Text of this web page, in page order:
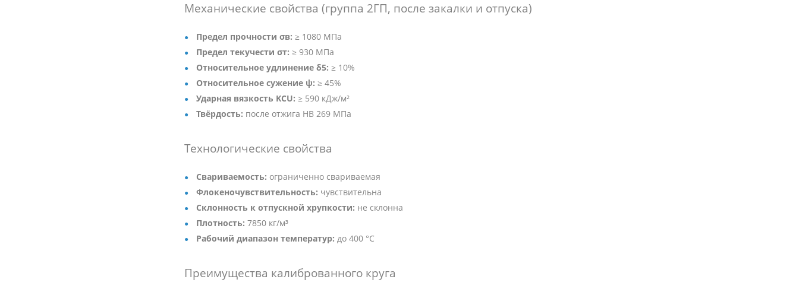
Механические свойства (группа 2ГП, после закалки и отпуска)
Предел прочности σв: ≥ 1080 МПа
Предел текучести σт: ≥ 930 МПа
Относительное удлинение δ5: ≥ 10%
Относительное сужение ψ: ≥ 45%
Ударная вязкость KCU: ≥ 590 кДж/м²
Твёрдость: после отжига HB 269 МПа
Технологические свойства
Свариваемость: ограниченно свариваемая
Флокеночувствительность: чувствительна
Склонность к отпускной хрупкости: не склонна
Плотность: 7850 кг/м³
Рабочий диапазон температур: до 400 °C
Преимущества калиброванного круга